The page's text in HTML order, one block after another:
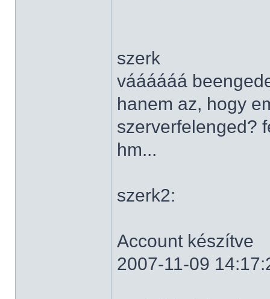
szerk
váááááá
hanem az, hogy
szerverfelenged?
hm...
szerk2:
Account készítve
2007-11-09